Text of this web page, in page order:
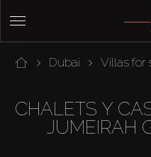
Dubai Villas for
CHALETS Y
JUMEIRAH